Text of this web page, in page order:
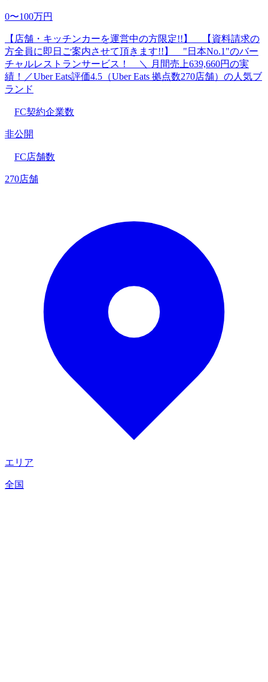
0〜100万円
【店舗・キッチンカーを運営中の方限定!!】 【資料請求の
方全員に即日ご案内させて頂きます!!】 "日本No.1"のバー
チャルレストランサービス！ ＼ 月間売上639,660円の実
績！／Uber Eats評価4.5（Uber Eats 拠点数270店舗）の人気ブ
ランド
FC契約企業数
非公開
FC店舗数
270店舗
エリア
全国